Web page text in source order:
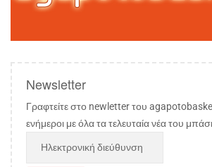
Newsletter
Γραφτείτε στο newletter του
ενήμεροι με όλα τα τελευταία νέα του